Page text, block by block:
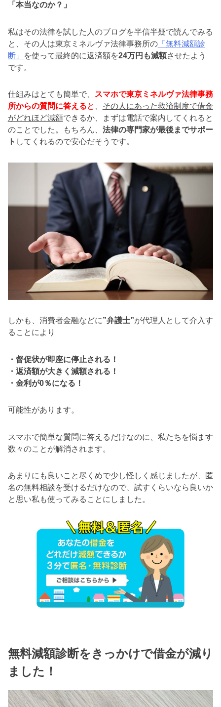
「本当なのか？」
私はその法律を試した人のブログを半信半疑で読んでみる
と、その人は東京ミネルヴァ法律事務所の「無料減額診
断」
を使って最終的に返済額を24万円も減額させたよう
です。
仕組みはとても簡単で、
スマホで東京ミネルヴァ法律事務
所からの質問に答えると
その人にあった救済制度で借金
がどれほど減額できるか、まずは電話で案内してくれると
のことでした。もちろん、 法律の専門家が最後までサポー
ト してくれるので安心だそうです。
しかも、消費者金融などに”弁護士”が代理人として介入す
ることにより
・督促状が即座に停止される！
・返済額が大きく減額される！
・金利が0％になる！
可能性があります。
スマホで簡単な質問に答えるだけなのに、私たちを悩ます
数々のことが解消されます。
あまりにも良いこと尽くめで少し怪しく感じましたが、匿
名の無料相談を受けるだけなので、試すくらいなら良いか
と思い私も使ってみることにしました。
無料減額診断をきっかけで借金が減り
ました！